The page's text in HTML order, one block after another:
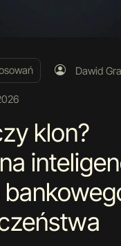
Dawid
klon?